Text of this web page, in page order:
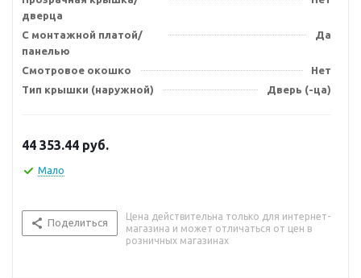
дверца
С монтажной платой/
панелью
Да
Смотровое окошко
Нет
Тип крышки (наружной)
Дверь (-ца)
44 353.44 руб.
Мало
Поделиться
Цена действительна только для интернет-
магазина и может отличаться от цен в
розничных магазинах